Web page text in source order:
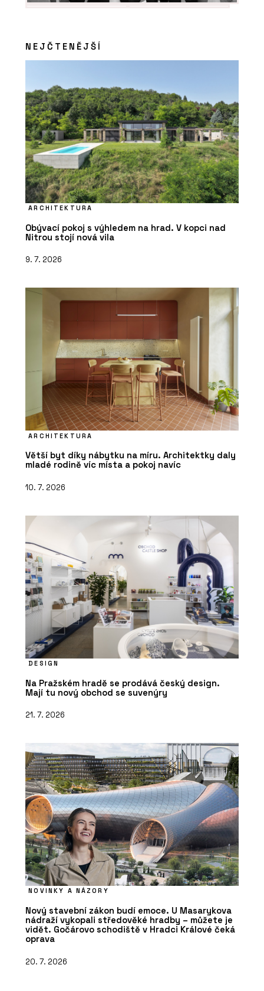
HOMES
O FIRMĚ
VESPER HOMES
NEJČTENĚJŠÍ
ARCHITEKTURA
Obývací pokoj s výhledem na hrad. V kopci nad
Nitrou stojí nová vila
9. 7. 2026
ARCHITEKTURA
Větší byt díky nábytku na míru. Architektky daly
mladé rodině víc místa a pokoj navíc
10. 7. 2026
DESIGN
Na Pražském hradě se prodává český design.
Mají tu nový obchod se suvenýry
21. 7. 2026
NOVINKY A NÁZORY
Nový stavební zákon budí emoce. U Masarykova
nádraží vykopali středověké hradby – můžete je
vidět. Gočárovo schodiště v Hradci Králové čeká
oprava
20. 7. 2026